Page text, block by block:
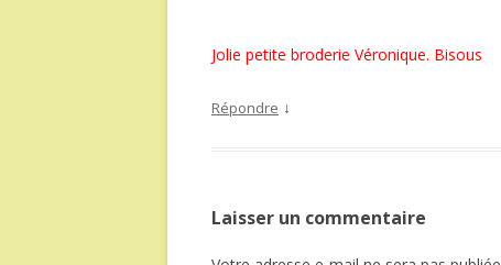
Jolie petite broderie Véronique. Bisous
Répondre ↓
Laisser un commentaire